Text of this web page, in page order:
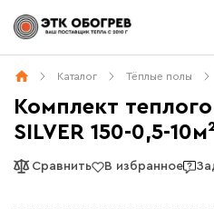
Каталог Тёплые полы
Комплект
SILVER 150-0,5-
Сравнить В избранное